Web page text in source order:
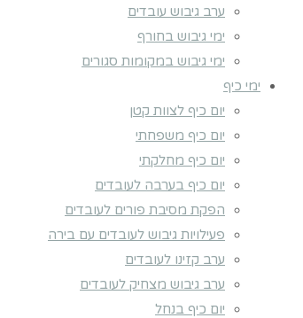
ערב גיבוש עובדים
ימי גיבוש בחורף
ימי גיבוש במקומות סגורים
ימי כיף
יום כיף לצוות קטן
יום כיף משפחתי
יום כיף מחלקתי
יום כיף בערבה לעובדים
הפקת מסיבת פורים לעובדים
פעילויות גיבוש לעובדים עם בירה
ערב קזינו לעובדים
ערב גיבוש מצחיק לעובדים
יום כיף בנחל